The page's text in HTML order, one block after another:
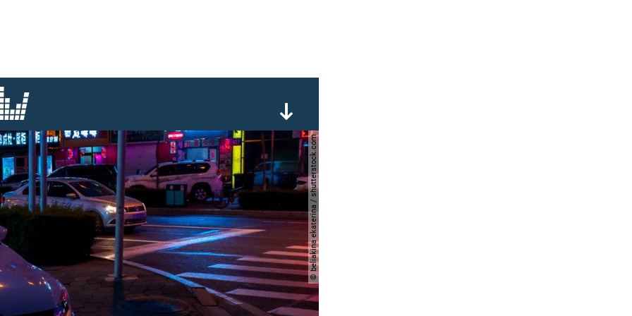
© beliakina ekaterina / shutterstock.com